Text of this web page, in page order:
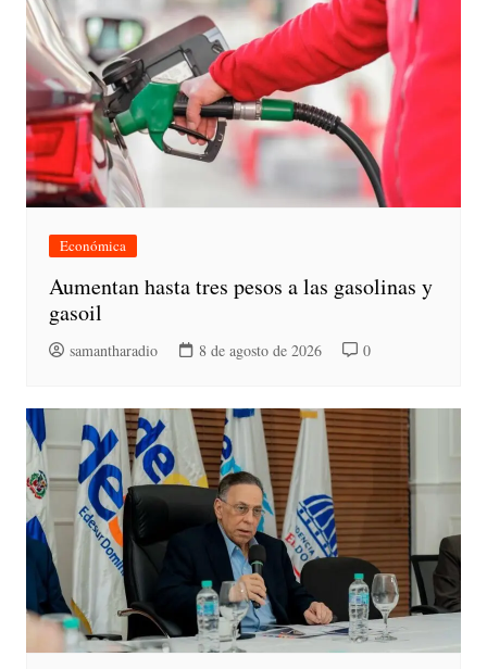
Económica
Aumentan hasta tres pesos a las gasolinas y
gasoil
samantharadio 8 de agosto de 2026 0